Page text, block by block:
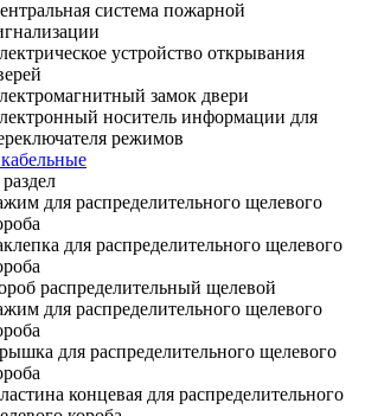
система пожарной
устройство открывания
замок двери
носитель информации для
режимов
для распределительного щелевого
для распределительного щелевого
распределительный щелевой
для распределительного щелевого
для распределительного щелевого
концевая для распределительного